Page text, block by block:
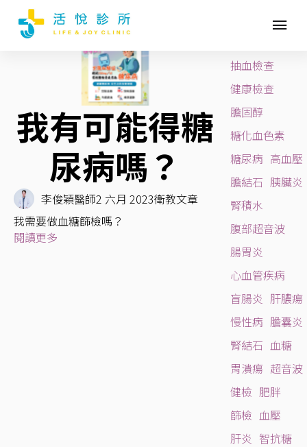
肥胖
我有可能得糖
尿病嗎？
李俊穎醫師2 六月 2023衛教文章
我需要做血糖篩檢嗎？
閱讀更多
BLOG TAGS
抽血檢查
健康檢查
膽固醇
糖化血色素
糖尿病 高血壓
膽結石 胰臟炎
腎積水
腹部超音波
腸胃炎
心血管疾病
盲腸炎 肝膿瘍
慢性病 膽囊炎
腎結石 血糖
胃潰瘍 超音波
健檢 肥胖
篩檢 血壓
肝炎 智抗糖